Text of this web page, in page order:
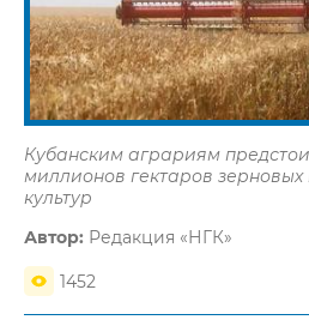
Кубанским аграриям
миллионов гектаров
культур
Автор: Редакция «НГК»
1452